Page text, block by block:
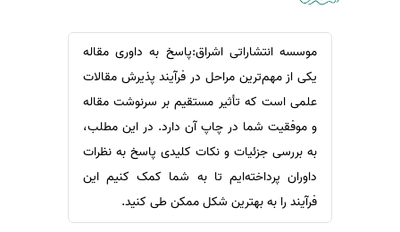
سفارش معرفی مقاله
سفارش معرفی کتاب
سفارش چکیده مبسوط
سفارش ترجمه مولتی‌مدیا
سفارش گویندگی
سفارش تولید محتوا
سفارش ترجمه همزمان
سفارش چکیده گرافیکی
موسسه انتشاراتی اشراق:پاسخ به داوری مقاله
یکی از مهم‌ترین مراحل در فرآیند پذیرش مقالات
علمی است که تأثیر مستقیم بر سرنوشت مقاله
و موفقیت شما در چاپ آن دارد. در این مطلب،
به بررسی جزئیات و نکات کلیدی پاسخ به نظرات
داوران پرداخته‌ایم تا به شما کمک کنیم این
فرآیند را به بهترین شکل ممکن طی کنید.